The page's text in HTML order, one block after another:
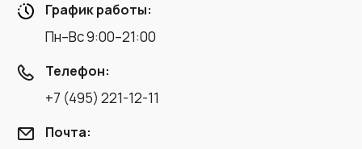
График работы:
Пн–Вс 9:00–21:00
Телефон:
+7 (495) 221-12-11
Почта: